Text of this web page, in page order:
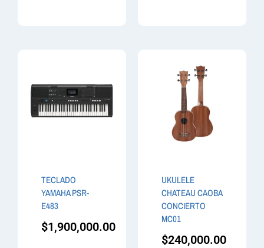
TECLADO
YAMAHA PSR-
E483
$1,900,000.00
UKULELE
CHATEAU CAOBA
CONCIERTO
MC01
$240,000.00